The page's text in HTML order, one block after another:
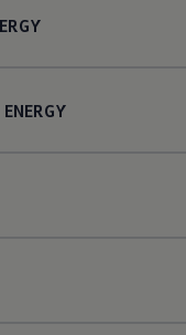
ENERGY